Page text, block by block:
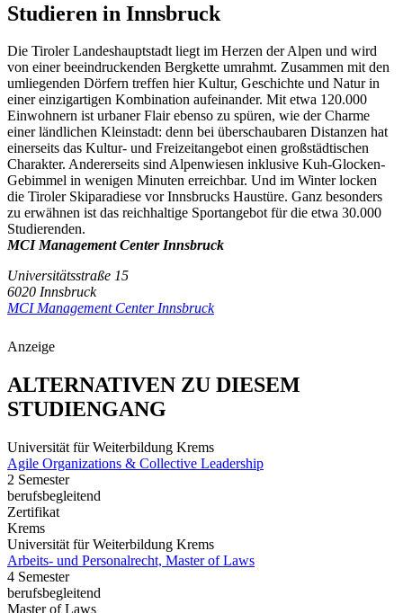
Studieren in Innsbruck
Die Tiroler Landeshauptstadt liegt im Herzen der Alpen und wird
von einer beeindruckenden Bergkette umrahmt. Zusammen mit den
umliegenden Dörfern treffen hier Kultur, Geschichte und Natur in
einer einzigartigen Kombination aufeinander. Mit etwa 120.000
Einwohnern ist urbaner Flair ebenso zu spüren, wie der Charme
einer ländlichen Kleinstadt: denn bei überschaubaren Distanzen hat
einerseits das Kultur- und Freizeitangebot einen großstädtischen
Charakter. Andererseits sind Alpenwiesen inklusive Kuh-Glocken-
Gebimmel in wenigen Minuten erreichbar. Und im Winter locken
die Tiroler Skiparadiese vor Innsbrucks Haustüre. Ganz besonders
zu erwähnen ist das reichhaltige Sportangebot für die etwa 30.000
Studierenden.
MCI Management Center Innsbruck
Universitätsstraße 15
6020 Innsbruck
MCI Management Center Innsbruck
Anzeige
ALTERNATIVEN ZU DIESEM
STUDIENGANG
Universität für Weiterbildung Krems
Agile Organizations & Collective Leadership
2 Semester
berufsbegleitend
Zertifikat
Krems
Universität für Weiterbildung Krems
Arbeits- und Personalrecht, Master of Laws
4 Semester
berufsbegleitend
Master of Laws